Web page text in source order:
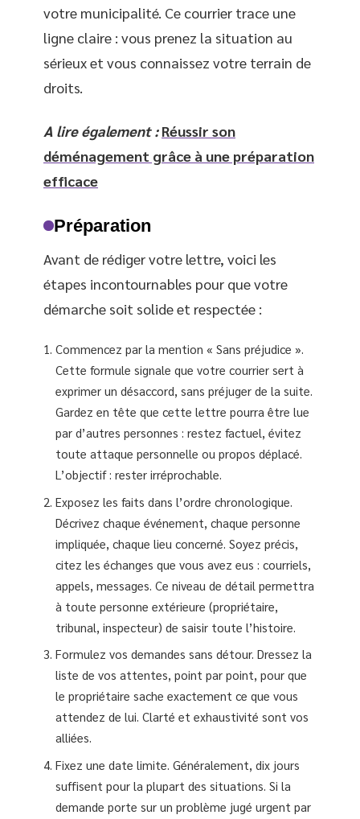
votre municipalité. Ce courrier trace une
ligne claire : vous prenez la situation au
sérieux et vous connaissez votre terrain de
droits.
A lire également : Réussir son
déménagement grâce à une préparation
efficace
Préparation
Avant de rédiger votre lettre, voici les
étapes incontournables pour que votre
démarche soit solide et respectée :
Commencez par la mention « Sans préjudice ».
Cette formule signale que votre courrier sert à
exprimer un désaccord, sans préjuger de la suite.
Gardez en tête que cette lettre pourra être lue
par d’autres personnes : restez factuel, évitez
toute attaque personnelle ou propos déplacé.
L’objectif : rester irréprochable.
Exposez les faits dans l’ordre chronologique.
Décrivez chaque événement, chaque personne
impliquée, chaque lieu concerné. Soyez précis,
citez les échanges que vous avez eus : courriels,
appels, messages. Ce niveau de détail permettra
à toute personne extérieure (propriétaire,
tribunal, inspecteur) de saisir toute l’histoire.
Formulez vos demandes sans détour. Dressez la
liste de vos attentes, point par point, pour que
le propriétaire sache exactement ce que vous
attendez de lui. Clarté et exhaustivité sont vos
alliées.
Fixez une date limite. Généralement, dix jours
suffisent pour la plupart des situations. Si la
demande porte sur un problème jugé urgent par